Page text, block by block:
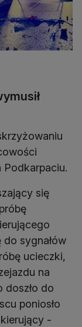
Podkarpaciu.
się
do sygnałów
ucieczki,
na
doszło do
poniosło
-